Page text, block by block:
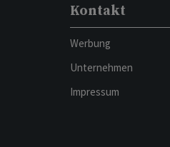
Kontakt
Werbung
Unternehmen
Impressum